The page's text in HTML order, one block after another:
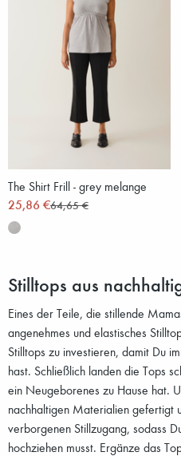
The Shirt Frill - grey melange
25,86 €64,65 €
Stilltops aus
Eines der Teile, die stillende
angenehmes und elastisches
Stilltops zu investieren, damit Du
hast. Schließlich landen die Tops
ein Neugeborenes zu Hause hat.
nachhaltigen Materialien gefertigt
verborgenen Stillzugang, sodass
hochziehen musst. Ergänze das